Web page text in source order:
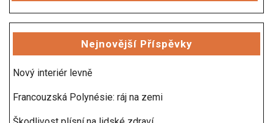
Nejnovější Příspěvky
Nový interiér levně
Francouzská Polynésie: ráj na zemi